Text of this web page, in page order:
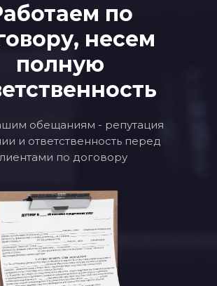
по
несем
полную
обещаниям - репутация
и ответственность перед
по договору